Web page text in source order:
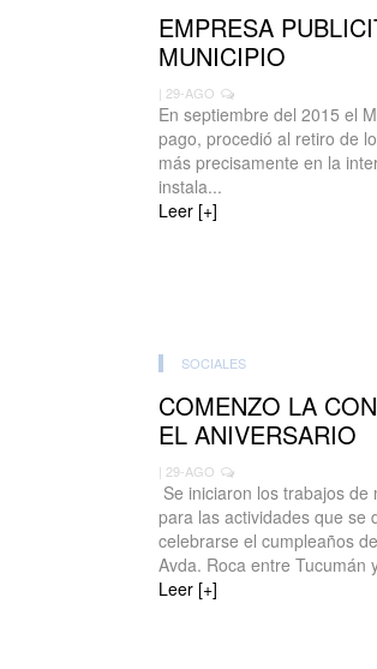
EMPRESA
MUNICIPIO
| 29-AGO
En septiembre del 2015 el
pago, procedió al retiro de
más precisamente en la
instala...
Leer [+]
SOCIALES
COMENZO LA
EL ANIVERSARIO
| 29-AGO
Se iniciaron los trabajos
para las actividades que se
celebrarse el cumpleaños
Avda. Roca entre Tucumán
Leer [+]